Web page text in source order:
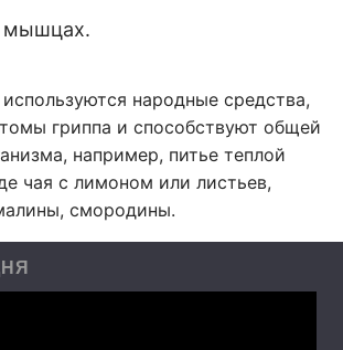
мышцах.
народные средства,
гриппа и способствуют общей
например, питье теплой
чая с лимоном или листьев,
смородины.